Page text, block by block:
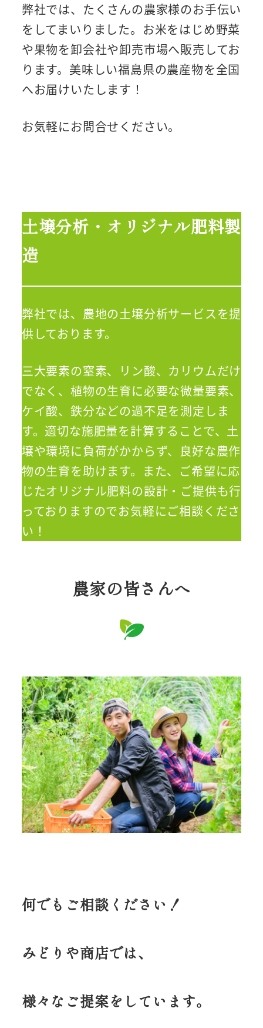
弊社では、たくさんの農家様のお手伝い
をしてまいりました。お米をはじめ野菜
や果物を卸会社や卸売市場へ販売してお
ります。美味しい福島県の農産物を全国
へお届けいたします！
お気軽にお問合せください。
土壌分析・オリジナル肥料製
造
弊社では、農地の土壌分析サービスを提
供しております。
三大要素の窒素、リン酸、カリウムだけ
でなく、植物の生育に必要な微量要素、
ケイ酸、鉄分などの過不足を測定しま
す。適切な施肥量を計算することで、土
壌や環境に負荷がかからず、良好な農作
物の生育を助けます。また、ご希望に応
じたオリジナル肥料の設計・ご提供も行
っておりますのでお気軽にご相談くださ
い！
農家の皆さんへ
何でもご相談ください！
みどりや商店では、
様々なご提案をしています。